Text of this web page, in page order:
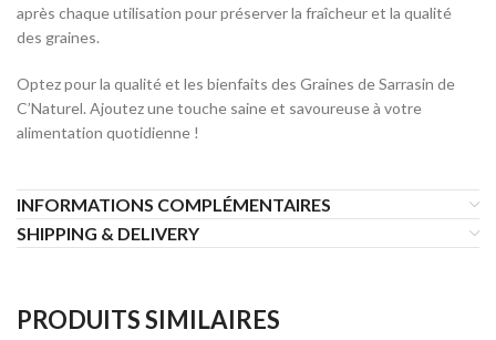
après chaque utilisation pour préserver la fraîcheur et la qualité
des graines.
Optez pour la qualité et les bienfaits des Graines de Sarrasin de
C’Naturel. Ajoutez une touche saine et savoureuse à votre
alimentation quotidienne !
INFORMATIONS COMPLÉMENTAIRES
SHIPPING & DELIVERY
PRODUITS SIMILAIRES